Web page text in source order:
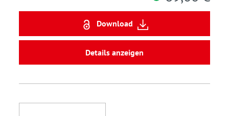
Download
Details anzeigen